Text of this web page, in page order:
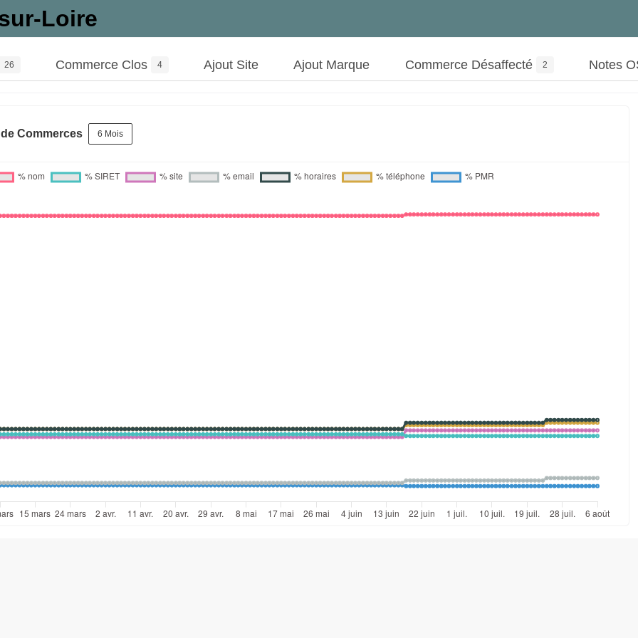
Loire
26 Commerce Clos 4 Ajout Site Ajout Marque Commerce Désaffecté 2 Notes
Commerces 6 Mois